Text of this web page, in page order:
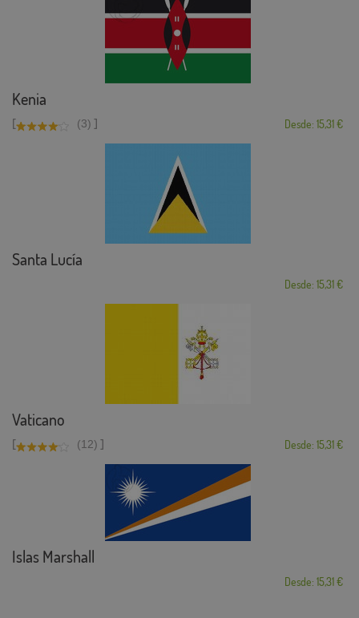
Kenia
[ (3) ] Desde: 15,31 €
Santa Lucía
Desde: 15,31 €
Vaticano
[ (12) ] Desde: 15,31 €
Islas Marshall
Desde: 15,31 €